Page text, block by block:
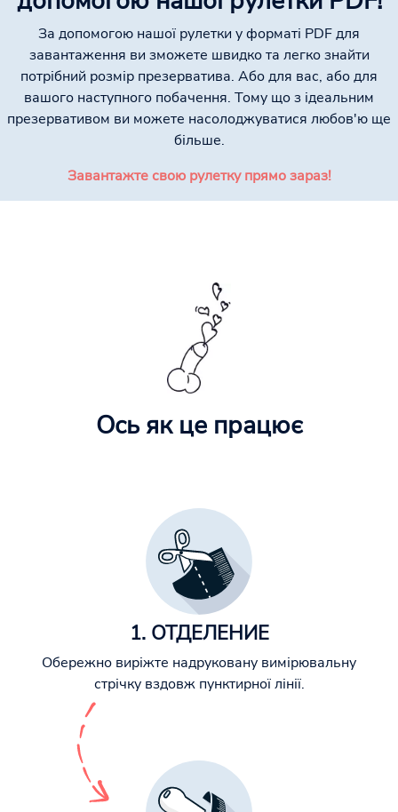
За допомогою нашої рулетки у форматі PDF для
завантаження ви зможете швидко та легко знайти
потрібний розмір презерватива. Або для вас, або для
вашого наступного побачення. Тому що з ідеальним
презервативом ви можете насолоджуватися любов'ю ще
більше.
Завантажте свою рулетку прямо зараз!
Ось як це працює
1. ОТДЕЛЕНИЕ
Обережно виріжте надруковану вимірювальну
стрічку вздовж пунктирної лінії.